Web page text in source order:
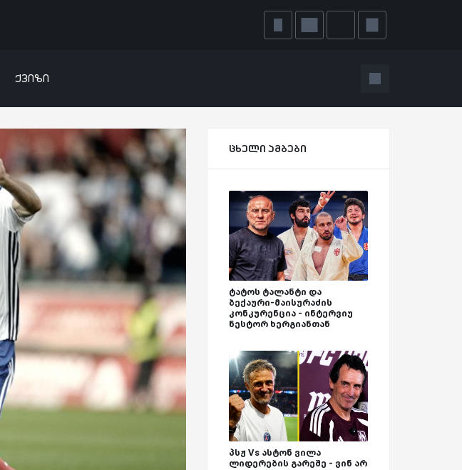
ქვიზი
ცხელი ამბები
ტატოს ტალანტი და
ბექაური-მაისურაძის
კონკურენცია - ინტერვიუ
ნესტორ ხერგიანთან
პსჟ Vs ასტონ ვილა
ლიდერების გარეშე - ვინ არ